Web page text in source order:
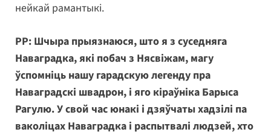
нейкай рамантыкі.
РР: Шчыра прыязнаюся, што я з суседняга
Наваградка, які побач з Нясвіжам, магу
ўспомніць нашу гарадскую легенду пра
Наваградскі швадрон, і яго кіраўніка Барыса
Рагулю. У свой час юнакі і дзяўчаты хадзілі па
ваколіцах Наваградка і распытвалі людзей, хто